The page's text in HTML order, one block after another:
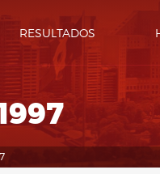
RESULTADOS